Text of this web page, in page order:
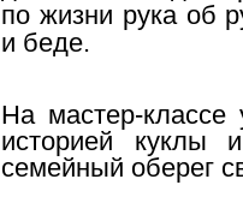
по жизни рука об
и беде.
На мастер-классе
историей куклы
семейный оберег